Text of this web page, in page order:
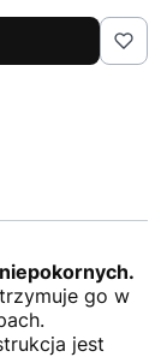
go w
jest